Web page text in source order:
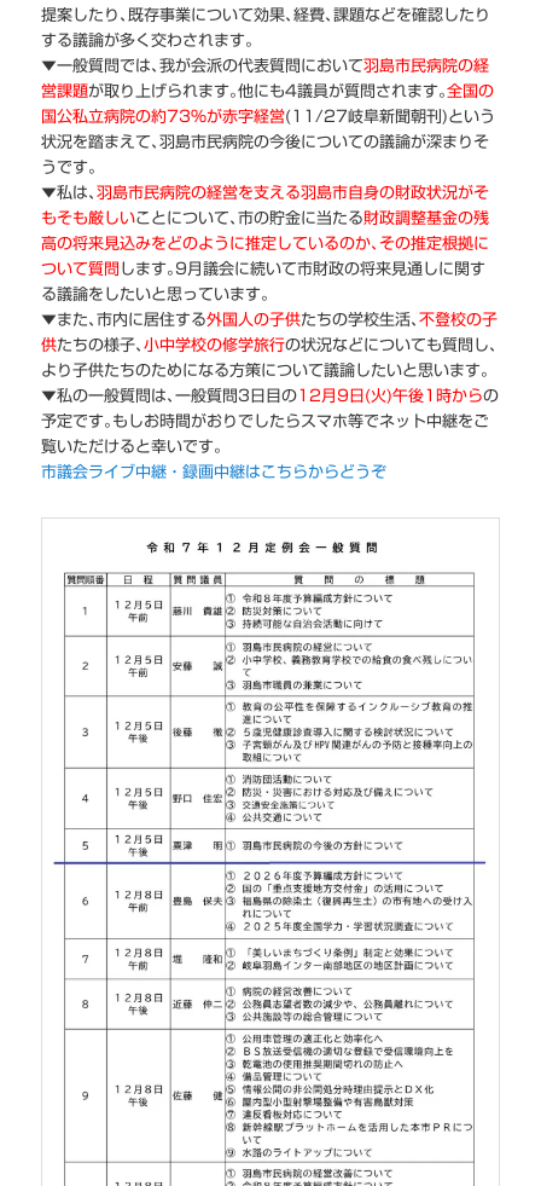
提案したり､既存事業について効果､経費､課題などを確認したり
する議論が多く交わされます｡
▼一般質問では､我が会派の代表質問において羽島市民病院の経
営課題が取り上げられます｡他にも4議員が質問されます｡全国の
国公私立病院の約73%が赤字経営(11/27岐阜新聞朝刊)という
状況を踏まえて､羽島市民病院の今後についての議論が深まりそ
うです｡
▼私は､羽島市民病院の経営を支える羽島市自身の財政状況がそ
もそも厳しいことについて､市の貯金に当たる財政調整基金の残
高の将来見込みをどのように推定しているのか､その推定根拠に
ついて質問 します｡9月議会に続いて市財政の将来見通しに関す
る議論をしたいと思っています｡
▼また､市内に居住する外国人の子供たちの学校生活､不登校の子
供たちの様子､小中学校の修学旅行の状況などについても質問し､
より子供たちのためになる方策について議論したいと思います｡
▼私の一般質問は､一般質問3日目の 12月9日(火)午後1時からの
予定です｡もしお時間がおりでしたらスマホ等でネット中継をご
覧いただけると幸いです｡
市議会ライブ中継・録画中継はこちらからどうぞ